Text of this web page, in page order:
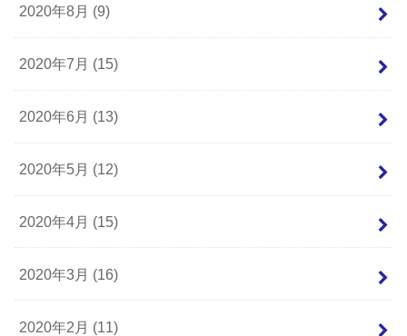
2020年8月 (9)
2020年7月 (15)
2020年6月 (13)
2020年5月 (12)
2020年4月 (15)
2020年3月 (16)
2020年2月 (11)